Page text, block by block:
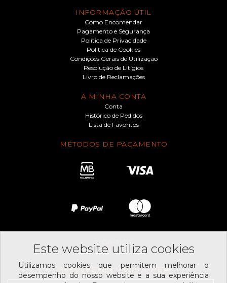
INFORMAÇÃO ÚTIL
Como Encomendar
Pagamento e Segurança
Política de Privacidade
Política de Cookies
Condições Gerais de Utilização
Resolução de Litígios
Livro de Reclamações
A MINHA CONTA
Conta
Histórico de Pedidos
Lista de Favoritos
MÉTODOS DE PAGAMENTO
SIGA-NOS
SUBSCREVER NEWSLETTER
Este website utiliza cookies
Utilizamos cookies que permitem melhorar o
desempenho do nosso website e a sua experiência